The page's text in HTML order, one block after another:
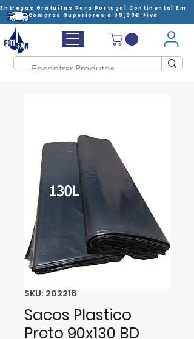
Entregas Gratuitas Para Portugal Continental Em
Compras Superiores a 99,99€ +iva
SKU: 202218
Sacos Plastico
Preto 90x130 BD